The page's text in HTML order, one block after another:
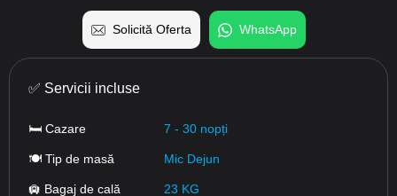
Solicită Oferta WhatsApp
✅ Servicii incluse
🛏 Cazare 7 - 30 nopți
🍽 Tip de masă Mic Dejun
🛄 Bagaj de cală 23 KG